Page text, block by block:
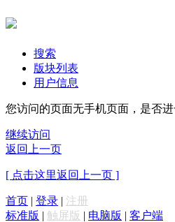
搜索
版块列表
用户信息
您访问的页面无手机页面，是否
继续访问
返回上一页
[ 点击这里返回上一页 ]
首页 | 登录 | 注册
标准版 | 触屏版 | 电脑版 | 客户端